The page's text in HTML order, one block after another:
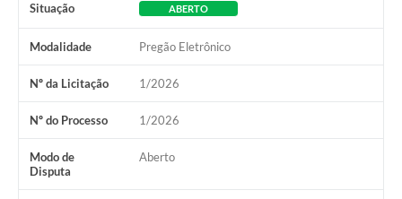
Situação ABERTO
Modalidade Pregão Eletrônico
Nº da Licitação 1/2026
Nº do Processo 1/2026
Modo de
Disputa
Aberto